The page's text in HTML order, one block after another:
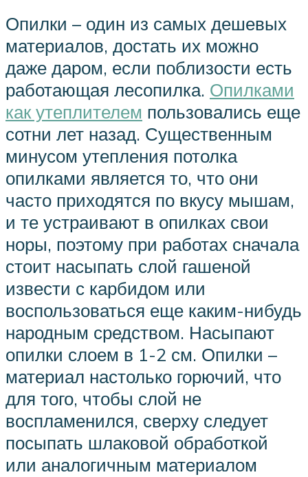
Опилки – один из самых дешевых
материалов, достать их можно
даже даром, если поблизости есть
работающая лесопилка. Опилками
как утеплителем пользовались еще
сотни лет назад. Существенным
минусом утепления потолка
опилками является то, что они
часто приходятся по вкусу мышам,
и те устраивают в опилках свои
норы, поэтому при работах сначала
стоит насыпать слой гашеной
извести с карбидом или
воспользоваться еще каким-нибудь
народным средством. Насыпают
опилки слоем в 1-2 см. Опилки –
материал настолько горючий, что
для того, чтобы слой не
воспламенился, сверху следует
посыпать шлаковой обработкой
или аналогичным материалом